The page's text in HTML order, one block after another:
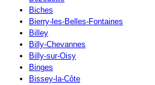
Biches
Bierry-les-Belles-Fontaines
Billey
Billy-Chevannes
Billy-sur-Oisy
Binges
Bissey-la-Côte